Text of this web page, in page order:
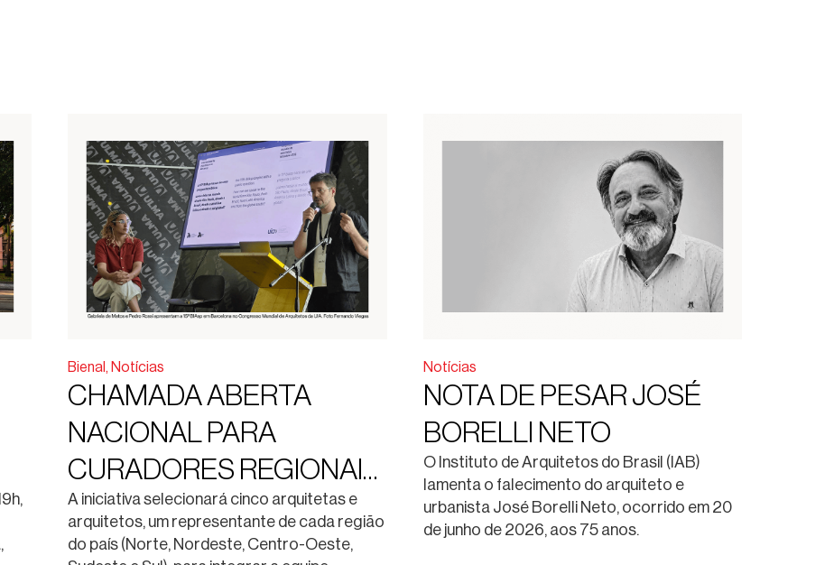
Bienal, Notícias
CHAMADA ABERTA
NACIONAL PARA
CURADORES REGIONAIS
DA 15ª BIENAL
INTERNACIONAL DE
A iniciativa selecionará cinco arquitetas e
arquitetos, um representante de cada região
do país (Norte, Nordeste, Centro-Oeste,
Notícias
NOTA DE PESAR JOSÉ
BORELLI NETO
O Instituto de Arquitetos do Brasil (IAB)
lamenta o falecimento do arquiteto e
urbanista José Borelli Neto, ocorrido em 20
de junho de 2026, aos 75 anos.